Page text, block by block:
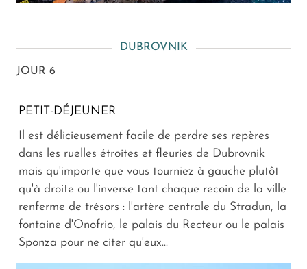
DUBROVNIK
JOUR 6
PETIT-DÉJEUNER
Il est délicieusement facile de perdre ses repères
dans les ruelles étroites et fleuries de Dubrovnik
mais qu'importe que vous tourniez à gauche plutôt
qu'à droite ou l'inverse tant chaque recoin de la ville
renferme de trésors : l'artère centrale du Stradun, la
fontaine d'Onofrio, le palais du Recteur ou le palais
Sponza pour ne citer qu'eux...